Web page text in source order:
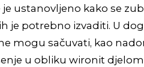
je ustanovljeno kako se
je potrebno izvaditi. U
mogu sačuvati, kao
u obliku wironit